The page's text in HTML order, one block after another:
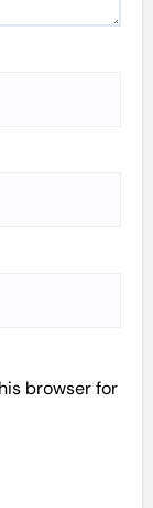
browser for